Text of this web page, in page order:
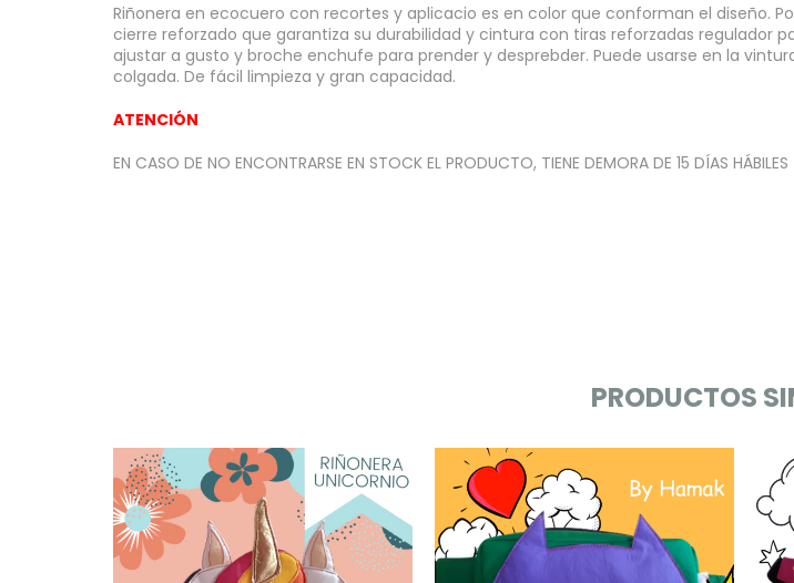
Riñonera en ecocuero con recortes y aplicacio es en color que conforman el diseño.
cierre reforzado que garantiza su durabilidad y cintura con tiras reforzadas regulador
ajustar a gusto y broche enchufe para prender y desprebder. Puede usarse en la
colgada. De fácil limpieza y gran capacidad.
ATENCIÓN
EN CASO DE NO ENCONTRARSE EN STOCK EL PRODUCTO, TIENE DEMORA DE 15 DÍAS HÁBILES
PRODUCTOS